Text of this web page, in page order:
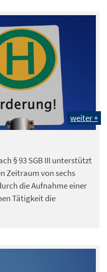
weiter +
§ 93 SGB III unterstützt
Zeitraum von sechs
die Aufnahme einer
Tätigkeit die